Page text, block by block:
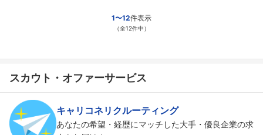
1〜12件表示
（全12件中）
スカウト・オファーサービス
キャリコネリクルーティング
あなたの希望・経歴にマッチした大手・優良企業の求